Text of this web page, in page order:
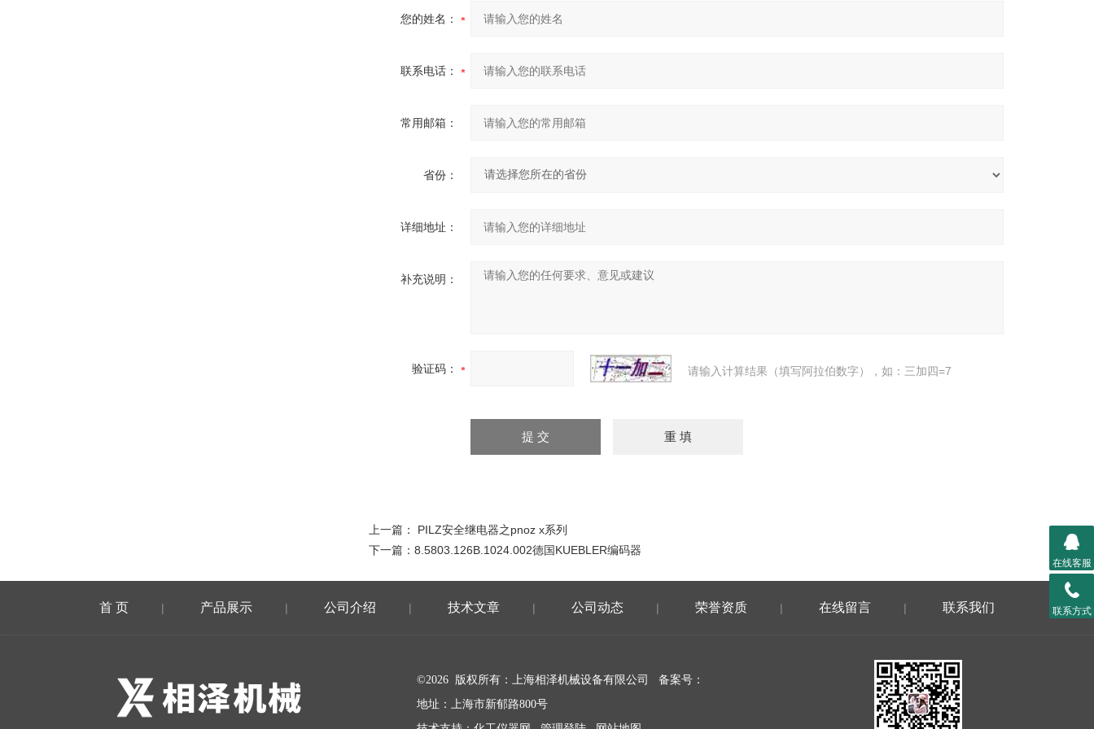
您的姓名：
联系电话：
常用邮箱：
省份：
详细地址：
补充说明：
验证码： 请输入计算结果（填写阿拉伯数字），如：三加四=7
上一篇： PILZ安全继电器之pnoz x系列
下一篇： 8.5803.126B.1024.002德国KUEBLER编码器
首 页 | 产品展示 | 公司介绍 | 技术文章 | 公司动态 | 荣誉资质 | 在线留言 | 联系我们
©2026 版权所有：上海相泽机械设备有限公司 备案号：
地址：上海市新郁路800号
在线客服
联系方式